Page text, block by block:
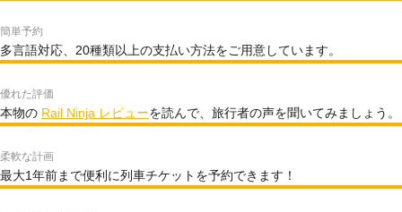
簡単予約
多言語対応、20種類以上の支払い方法をご用意しています。
優れた評価
本物の Rail Ninja レビューを読んで、旅行者の声を聞いてみましょう。
柔軟な計画
最大1年前まで便利に列車チケットを予約できます！